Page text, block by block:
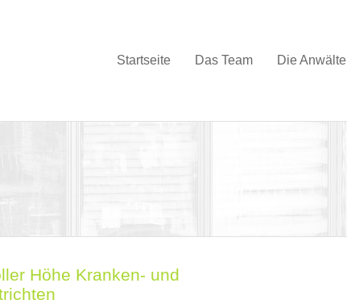
Startseite Das Team Die Anwälte
Höhe Kranken- und